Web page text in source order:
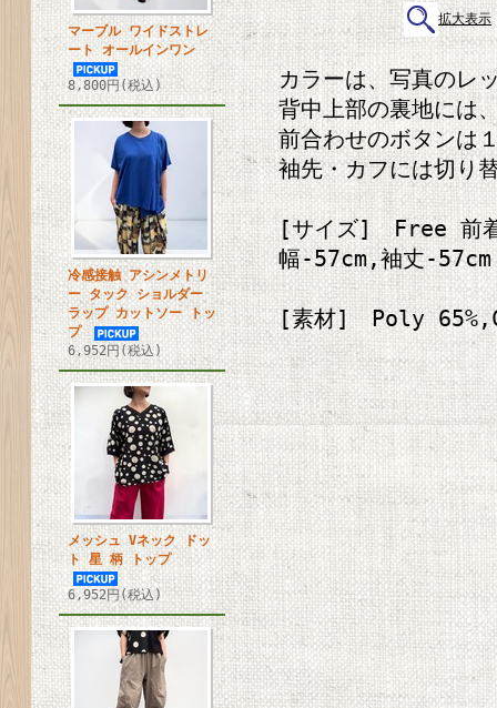
マーブル ワイドストレ
ート オールインワン
8,800円(税込)
冷感接触 アシンメトリ
ー タック ショルダー
ラップ カットソー トッ
プ
6,952円(税込)
メッシュ Vネック ドッ
ト 星 柄 トップ
6,952円(税込)
拡大表示
カラーは、写真のレ
背中上部の裏地には
前合わせのボタンは
袖先・カフには切り
[サイズ] Free 前着
幅-57cm,袖丈-57cm
[素材] Poly